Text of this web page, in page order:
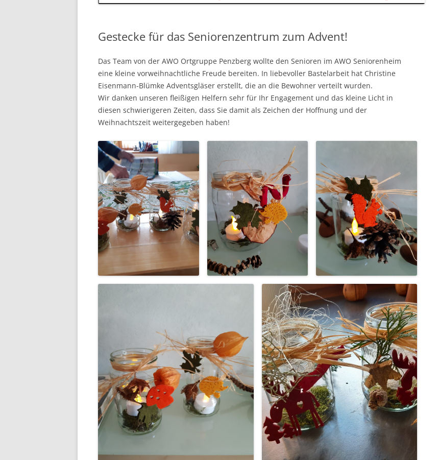
Gestecke für das Seniorenzentrum zum Advent!
Das Team von der AWO Ortgruppe Penzberg wollte den Senioren im AWO Seniorenheim
eine kleine vorweihnachtliche Freude bereiten. In liebevoller Bastelarbeit hat Christine
Eisenmann-Blümke Adventsgläser erstellt, die an die Bewohner verteilt wurden.
Wir danken unseren fleißigen Helfern sehr für Ihr Engagement und das kleine Licht in
diesen schwierigeren Zeiten, dass Sie damit als Zeichen der Hoffnung und der
Weihnachtszeit weitergegeben haben!